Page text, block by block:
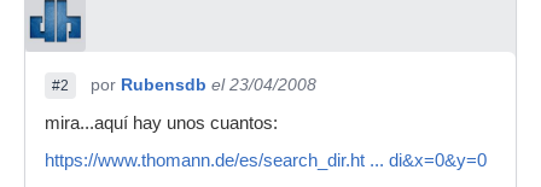
#2 por Rubensdb el 23/04/2008
mira...aquí hay unos cuantos:
https://www.thomann.de/es/search_dir.ht ... di&x=0&y=0